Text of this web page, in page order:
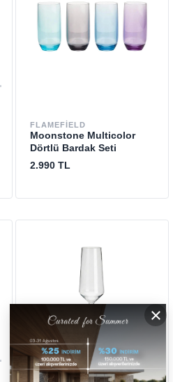
FLAMEFIELD
Moonstone Multicolor
Dörtlü Bardak Seti
2.990 TL
×